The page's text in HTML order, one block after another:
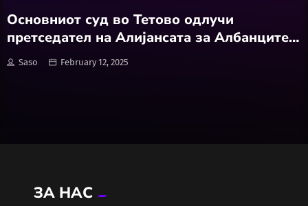
Колумни
ЛОКАЛНИ ИЗБОРИ 2025
Основниот суд во Тетово одлучи
претседател на Алијансата за Албанците
да биде Зијадин Села
Saso February 12, 2025
ЗА НАС